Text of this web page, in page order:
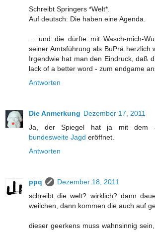
Schreibt Springers *Welt*.
Auf deutsch: Die haben eine Agenda.
... und die dürfte mit Wasch-mich-
seiner Amtsführung als BuPrä herzlich
Irgendwie hat man den Eindruck, daß
lack of a better word - zum endgame
Antworten
Die Anmerkung Dezember 17, 2011
Ja, der Spiegel hat ja mit dem
bundesweite Jagd eröffnet.
Antworten
ppq
Dezember 18, 2011
schreibt die welt? wirklich? dann
weilchen, dann kommen die auch auf
dieser geerkens muss wahnsinnig